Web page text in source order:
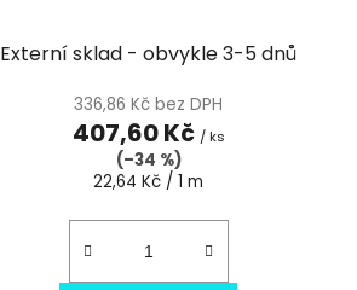
Externí sklad - obvykle 3-5 dnů
336,86 Kč bez DPH
407,60 Kč / ks
(–34 %)
Měrná
22,64 Kč / 1 m